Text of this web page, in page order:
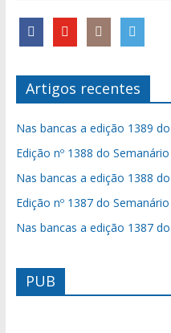
Artigos recentes
Nas bancas a edição 1389
Edição nº 1388 do
Nas bancas a edição 1388
Edição nº 1387 do
Nas bancas a edição 1387
PUB